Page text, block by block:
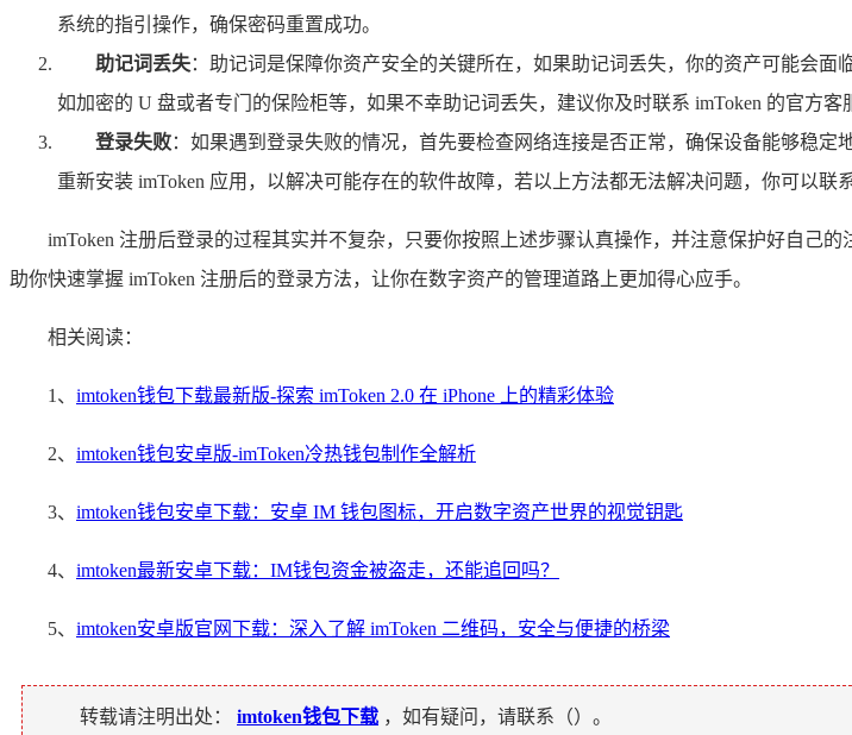
系统的指引操作，确保密码重置成功。
助记词丢失：助记词是保障你资产安全的关键所在，如果助记词丢失，你的资产可能会
如加密的 U 盘或者专门的保险柜等，如果不幸助记词丢失，建议你及时联系 imToken 的官方客
登录失败：如果遇到登录失败的情况，首先要检查网络连接是否正常，确保设备能够稳
重新安装 imToken 应用，以解决可能存在的软件故障，若以上方法都无法解决问题，你可以联
imToken 注册后登录的过程其实并不复杂，只要你按照上述步骤认真操作，并注意保护好自己
助你快速掌握 imToken 注册后的登录方法，让你在数字资产的管理道路上更加得心应手。
相关阅读：
1、 imtoken钱包下载最新版-探索 imToken 2.0 在 iPhone 上的精彩体验
2、 imtoken钱包安卓版-imToken冷热钱包制作全解析
3、 imtoken钱包安卓下载：安卓 IM 钱包图标，开启数字资产世界的视觉钥匙
4、 imtoken最新安卓下载：IM钱包资金被盗走，还能追回吗？
5、 imtoken安卓版官网下载：深入了解 imToken 二维码，安全与便捷的桥梁
转载请注明出处： imtoken钱包下载 ，如有疑问，请联系（）。